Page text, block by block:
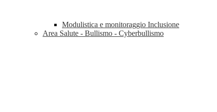
Modulistica e monitoraggio Inclusione
Area Salute - Bullismo - Cyberbullismo